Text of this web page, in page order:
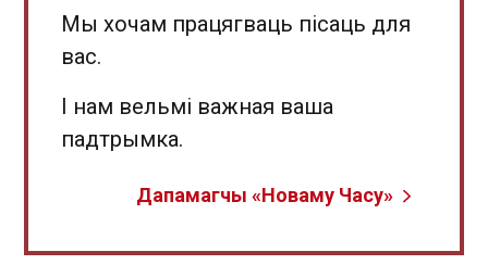
Мы хочам працягваць пісаць для
вас.
І нам вельмі важная ваша
падтрымка.
Дапамагчы «Новаму Часу»